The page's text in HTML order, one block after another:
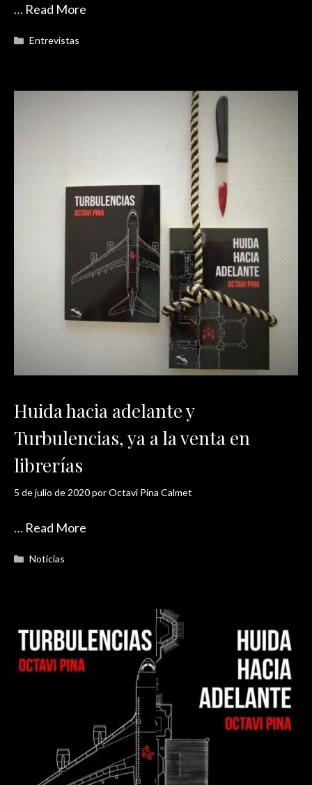
… Read More
Categorías
Entrevistas
Huida hacia adelante y
Turbulencias, ya a la venta en
librerías
5 de julio de 2020porOctavi Pina Calmet
… Read More
Categorías
Noticias